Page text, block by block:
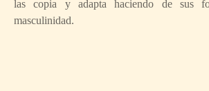
las copia y adapta haciendo de sus
masculinidad.